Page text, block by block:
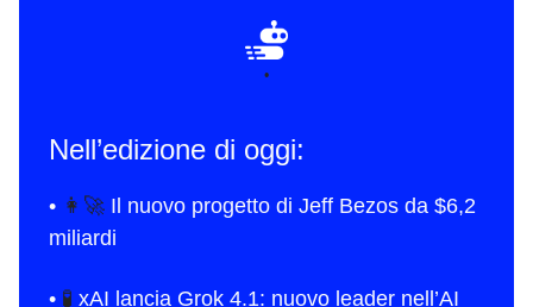
•
Nell’edizione di oggi:
• 👩‍🚀 Il nuovo progetto di Jeff Bezos da $6,2
miliardi
• 🧪 xAI lancia Grok 4.1: nuovo leader nell’AI